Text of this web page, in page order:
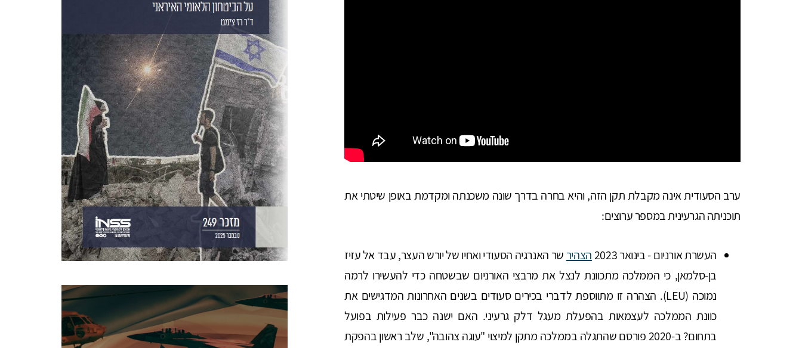
ערב הסעודית אינה מקבלת תקן הזה, והיא בחרה בדרך שונה משכנתה ומקדמת באופן שיטתי את
תוכניתה הגרעינית במספר ערוצים:
העשרת אורניום - בינואר 2023 הצהירשר האנרגיה הסעודי ואחיו של יורש העצר, עבד אל עזיז
בן-סלמאן, כי הממלכה מתכוונת לנצל את מרבצי האורניום שבשטחה כדי להעשירו לרמה
נמוכה (LEU). הצהרה זו מתווספת לדברי בכירים סעודים בשנים האחרונות המדגישים את
כוונת הממלכה לעצמאות בהפעלת מעגל דלק גרעיני. האם ישנה כבר פעילות בפועל
בתחום? ב-2020 פורסם שהתגלה בממלכה מתקן למיצוי "עוגה צהובה", שלב ראשון בהפקת